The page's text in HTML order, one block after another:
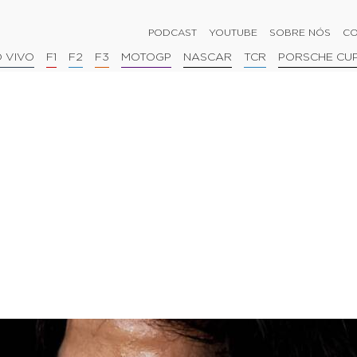
PODCAST YOUTUBE SOBRE NÓS
VIVO F1 F2 F3 MOTOGP NASCAR TCR PORSCHE